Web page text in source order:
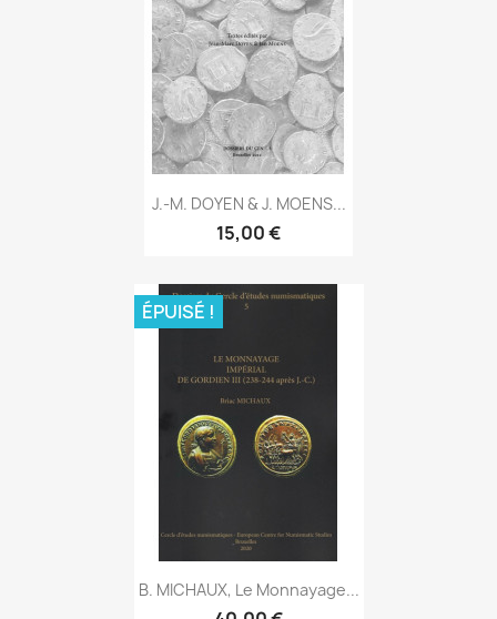
J.-M. DOYEN & J. MOENS...
15,00 €
B. MICHAUX, Le Monnayage...
ÉPUISÉ !